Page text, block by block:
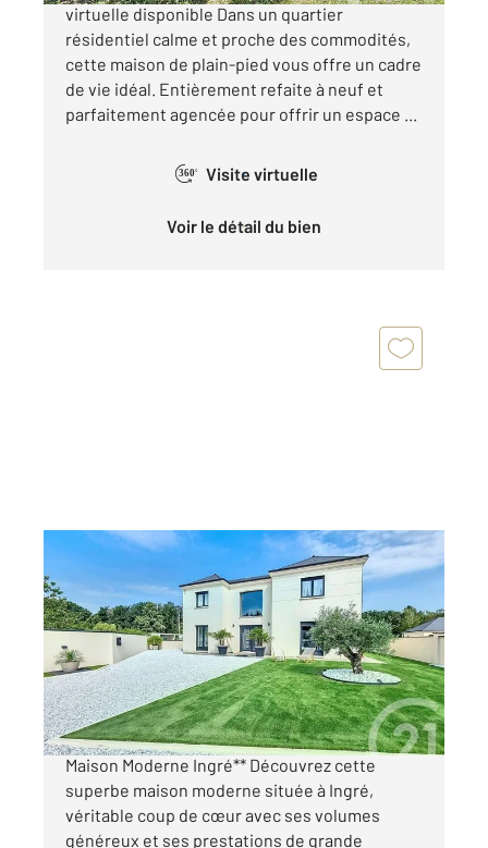
virtuelle disponible Dans un quartier
résidentiel calme et proche des commodités,
cette maison de plain-pied vous offre un cadre
de vie idéal. Entièrement refaite à neuf et
parfaitement agencée pour offrir un espace ...
360° Visite virtuelle
Voir le détail du bien
170 m
, 6 pièces
Ref : 1572
Maison à vendre
620 000 €
COUP DE COEUR **À Vendre : Magnifique
Maison Moderne Ingré** Découvrez cette
superbe maison moderne située à Ingré,
véritable coup de cœur avec ses volumes
généreux et ses prestations de grande